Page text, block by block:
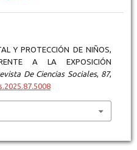
Y PROTECCIÓN DE NIÑOS,
A LA EXPOSICIÓN
De Ciencias Sociales, 87,